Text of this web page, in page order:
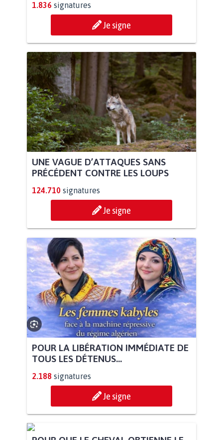
1.836 signatures
Je signe
UNE VAGUE D’ATTAQUES SANS
PRÉCÉDENT CONTRE LES LOUPS
124.710 signatures
Je signe
POUR LA LIBÉRATION IMMÉDIATE DE
TOUS LES DÉTENUS...
2.188 signatures
Je signe